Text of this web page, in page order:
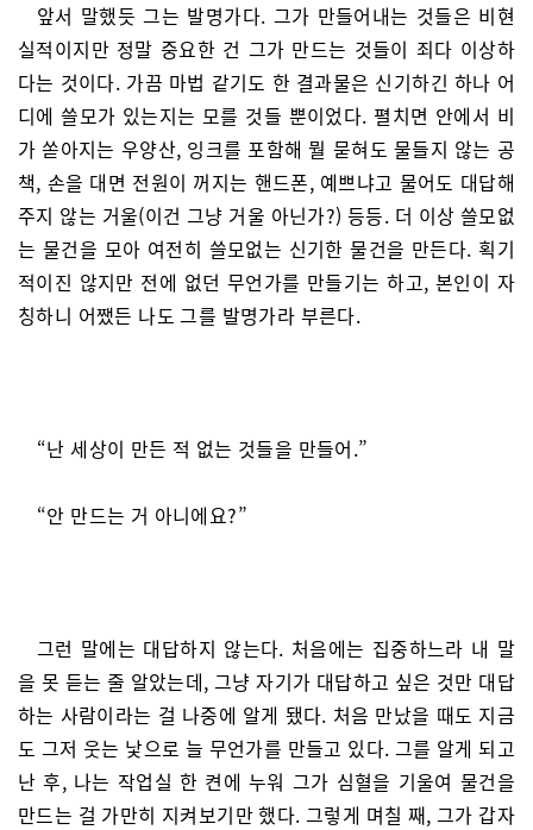
앞서 말했듯 그는 발명가다. 그가 만들어내는 것들은 비현
실적이지만 정말 중요한 건 그가 만드는 것들이 죄다 이상하
다는 것이다. 가끔 마법 같기도 한 결과물은 신기하긴 하나 어
디에 쓸모가 있는지는 모를 것들 뿐이었다. 펼치면 안에서 비
가 쏟아지는 우양산, 잉크를 포함해 뭘 묻혀도 물들지 않는 공
책, 손을 대면 전원이 꺼지는 핸드폰, 예쁘냐고 물어도 대답해
주지 않는 거울(이건 그냥 거울 아닌가?) 등등. 더 이상 쓸모없
는 물건을 모아 여전히 쓸모없는 신기한 물건을 만든다. 획기
적이진 않지만 전에 없던 무언가를 만들기는 하고, 본인이 자
칭하니 어쨌든 나도 그를 발명가라 부른다.
“난 세상이 만든 적 없는 것들을 만들어.”
“안 만드는 거 아니에요?”
그런 말에는 대답하지 않는다. 처음에는 집중하느라 내 말
을 못 듣는 줄 알았는데, 그냥 자기가 대답하고 싶은 것만 대답
하는 사람이라는 걸 나중에 알게 됐다. 처음 만났을 때도 지금
도 그저 웃는 낯으로 늘 무언가를 만들고 있다. 그를 알게 되고
난 후, 나는 작업실 한 켠에 누워 그가 심혈을 기울여 물건을
만드는 걸 가만히 지켜보기만 했다. 그렇게 며칠 째, 그가 갑자